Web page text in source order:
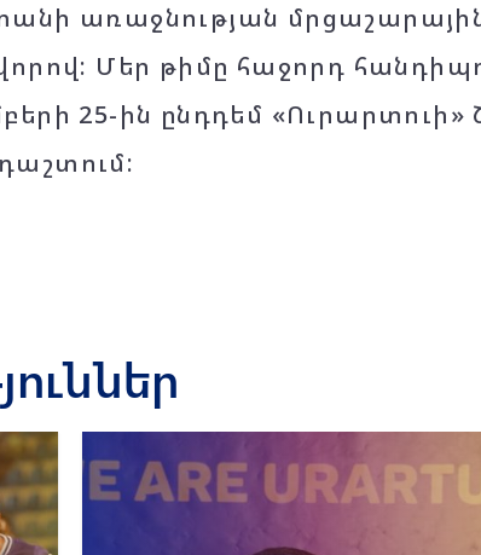
առաջնության
Մեր թիմը հաջորդ
25-ին ընդդեմ «Ուրարտուի»